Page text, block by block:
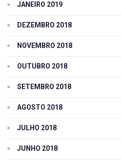
JANEIRO 2019
DEZEMBRO 2018
NOVEMBRO 2018
OUTUBRO 2018
SETEMBRO 2018
AGOSTO 2018
JULHO 2018
JUNHO 2018